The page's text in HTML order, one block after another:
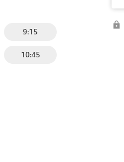
9:15
10:45